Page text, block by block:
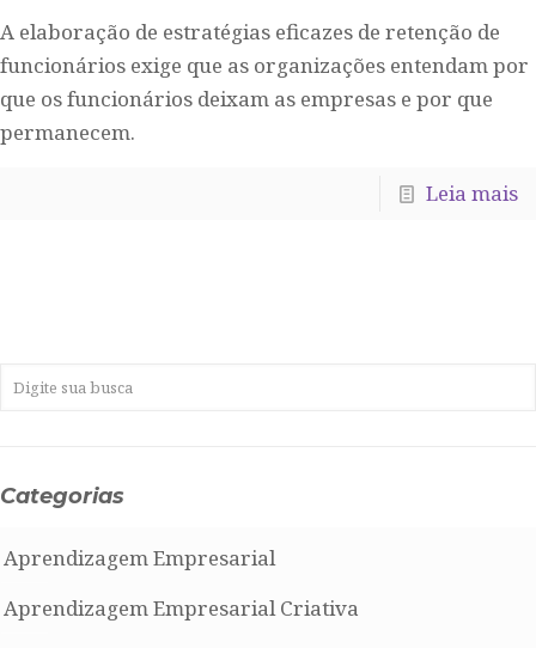
A elaboração de estratégias eficazes de retenção de
funcionários exige que as organizações entendam por
que os funcionários deixam as empresas e por que
permanecem.
Leia mais
Categorias
Aprendizagem Empresarial
Aprendizagem Empresarial Criativa